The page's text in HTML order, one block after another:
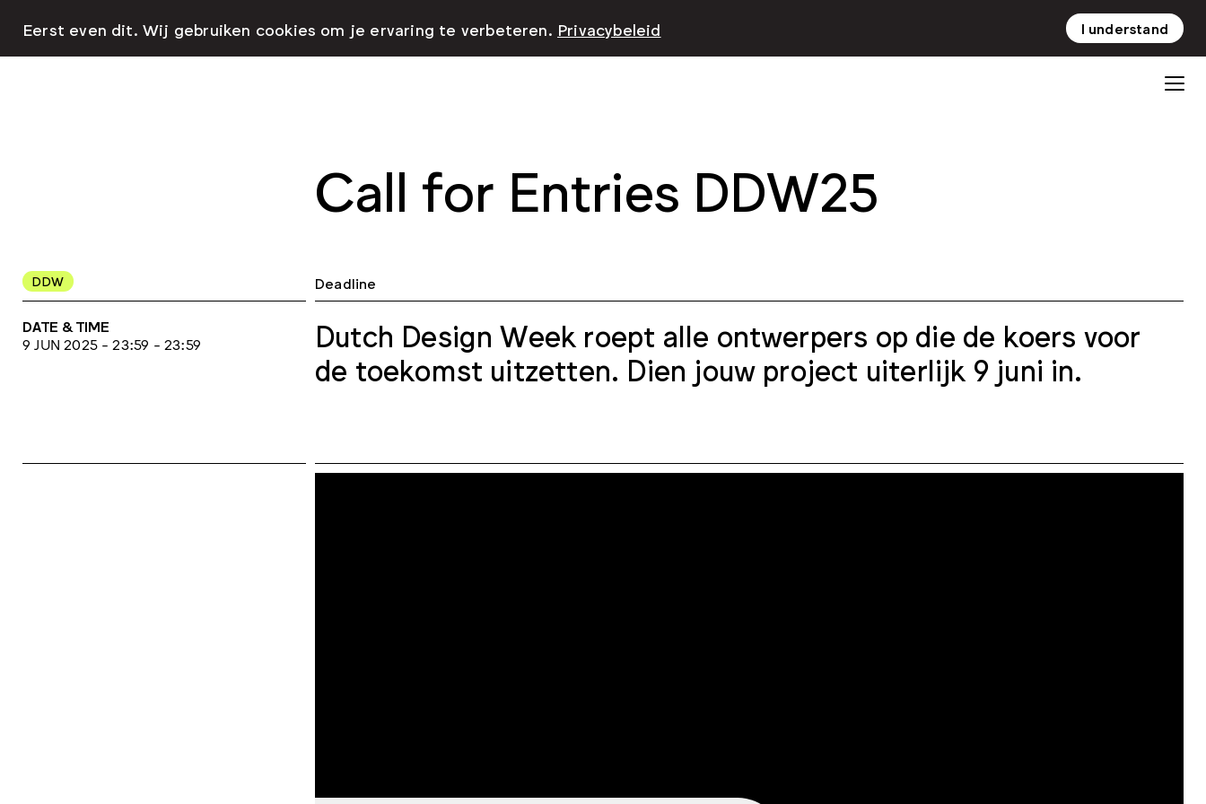
NL EN
Call for Entries DDW25
DDW
DATE & TIME
9 JUN 2025 - 23:59 - 23:59
Deadline
Dutch Design Week roept alle ontwerpers op die de koers voor
de toekomst uitzetten. Dien jouw project uiterlijk 9 juni in.
Eerst even dit. Wij gebruiken cookies om je ervaring te verbeteren. Privacybeleid I understand